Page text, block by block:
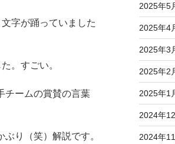
字が踊っていました
。すごい。
チームの賞賛の言葉
り（笑）解説です。
2025年5
2025年4
2025年3
2025年2
2025年1
2024年
2024年